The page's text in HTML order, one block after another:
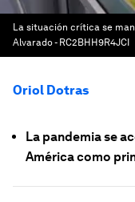
La situación crítica se
Alvarado - RC2BHH9R4JCI
Oriol Dotras
La pandemia se
América como